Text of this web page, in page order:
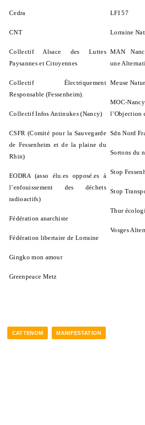
Cedra
CNT
Collectif Alsace des Luttes
Paysannes et Citoyennes
Collectif Électriquement
Responsable (Fessenheim).
Collectif Infos Antinukes (Nancy)
CSFR (Comité pour la Sauvegarde
de Fessenheim et de la plaine du
Rhin)
EODRA (asso élu.es opposé.es à
l’enfouissement des déchets
radioactifs)
Fédération anarchiste
Fédération libertaire de Lorraine
Gingko mon amour
Greenpeace Metz
LFI 57
Lorraine
MAN
une
Meuse
MOC-
l’Objection
Sdn Nord
Sortons du
Stop
Stop
Thur
Vosges
CATTENOM MANIFESTATION